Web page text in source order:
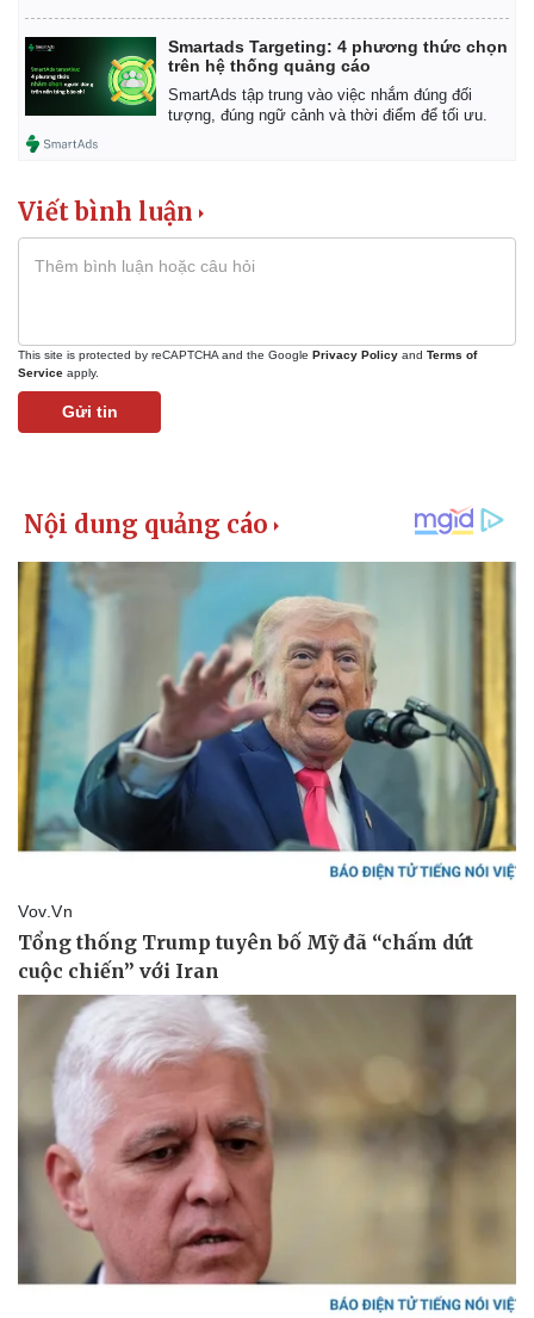
Kinh tế
Khởi nghiệp
Thị trường
Giá vàng
Tiêu dùng
Tỷ giá
Chứng khoán
Giá cà phê
Smartads Targeting: 4 phương thức chọn
trên hệ thống quảng cáo
SmartAds tập trung vào việc nhắm đúng đối
tượng, đúng ngữ cảnh và thời điểm để tối ưu.
Viết bình luận
This site is protected by reCAPTCHA and the Google Privacy Policy and Terms of
Service apply.
Gửi tin